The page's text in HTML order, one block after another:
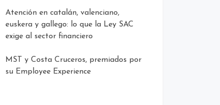
Atención en catalán, valenciano,
euskera y gallego: lo que la Ley SAC
exige al sector financiero
MST y Costa Cruceros, premiados por
su Employee Experience